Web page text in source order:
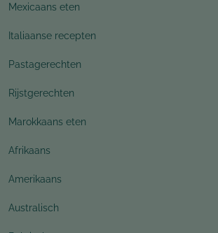
Mexicaans eten
Italiaanse recepten
Pastagerechten
Rijstgerechten
Marokkaans eten
Afrikaans
Amerikaans
Australisch